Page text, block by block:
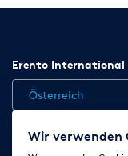
Erento International
Österreich
Wir verwenden